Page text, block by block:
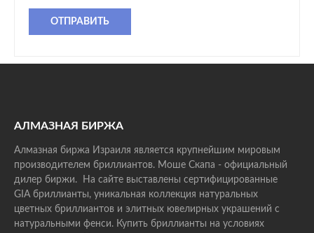
ОТПРАВИТЬ
АЛМАЗНАЯ БИРЖА
Алмазная биржа Израиля является крупнейшим мировым
производителем бриллиантов. Моше Скапа - официальный
дилер биржи. На сайте выставлены сертифицированные
GIA бриллианты, уникальная коллекция натуральных
цветных бриллиантов и элитных ювелирных украшений с
натуральными фенси. Купить бриллианты на условиях